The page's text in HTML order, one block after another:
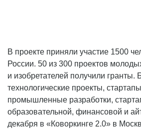
В проекте приняли участие 1500
России. 50 из 300 проектов
и изобретателей получили
технологические проекты,
промышленные разработки,
образовательной, финансовой и
декабря в «Коворкинге 2.0» в